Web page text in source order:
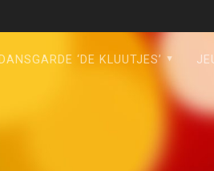
DANSGARDE ‘DE KLUUTJES’